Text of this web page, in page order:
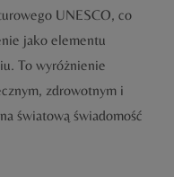
UNESCO, co
jako elementu
To wyróżnienie
zdrowotnym i
światową świadomość